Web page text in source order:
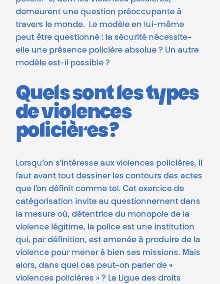
demeurent une question préoccupante à
travers le monde. Le modèle en lui-même
peut être questionné : la sécurité nécessite-
elle une présence policière absolue ? Un autre
modèle est-il possible ?
Quels sont les types
de violences
policières ?
Lorsqu’on s’intéresse aux violences policières, il
faut avant tout dessiner les contours des actes
que l’on définit comme tel. Cet exercice de
catégorisation invite au questionnement dans
la mesure où, détentrice du monopole de la
violence légitime, la police est une institution
qui, par définition, est amenée à produire de la
violence pour mener à bien ses missions. Mais
alors, dans quel cas peut-on parler de «
violences policières » ? La Ligue des droits